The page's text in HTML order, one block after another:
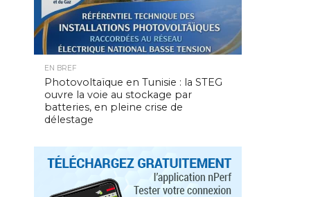
EN BREF
Photovoltaïque en Tunisie : la STEG
ouvre la voie au stockage par
batteries, en pleine crise de
délestage